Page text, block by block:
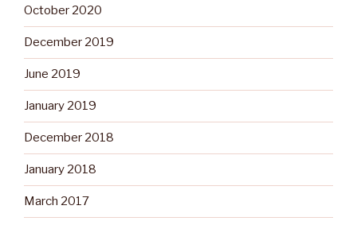
October 2020
December 2019
June 2019
January 2019
December 2018
January 2018
March 2017